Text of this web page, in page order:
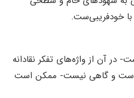
خودفریبی‌ست.
آن از واژه‌های تفکر نقادانه
است و گاهی نیست- ممکن است